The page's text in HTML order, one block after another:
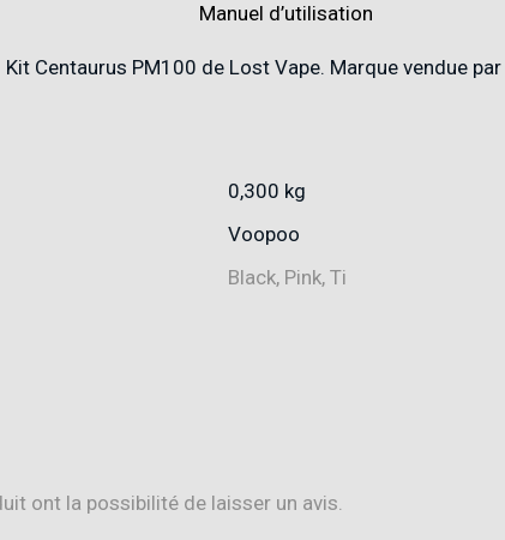
Manuel d’utilisation
0,300 kg
Voopoo
Black, Pink, Ti
ont la possibilité de laisser un avis.